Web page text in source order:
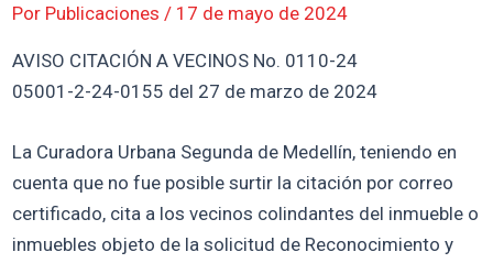
Por Publicaciones / 17 de mayo de 2024
AVISO CITACIÓN A VECINOS No. 0110-24
05001-2-24-0155 del 27 de marzo de 2024
La Curadora Urbana Segunda de Medellín, teniendo en
cuenta que no fue posible surtir la citación por correo
certificado, cita a los vecinos colindantes del inmueble o
inmuebles objeto de la solicitud de Reconocimiento y